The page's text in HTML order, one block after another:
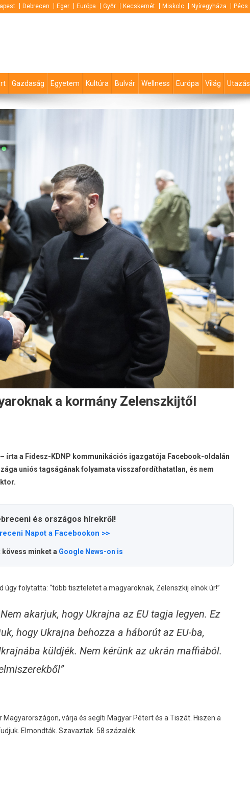
Debrecen Eger Európa Győr Kecskemét Miskolc Nyíregyháza Pécs
Gazdaság Egyetem Kultúra Bulvár Wellness Európa Világ Utazás
a kormány Zelenszkijtől
írta a Fidesz-KDNP kommunikációs igazgatója Facebook-oldalán
uniós tagságának folyamata visszafordíthatatlan, és nem
és országos hírekről!
Napot a Facebookon >>
minket a Google News-on is
folytatta: “több tiszteletet a magyaroknak, Zelenszkij elnök úr!”
akarjuk, hogy Ukrajna az EU tagja legyen. Ez
hogy Ukrajna behozza a háborút az EU-ba,
küldjék. Nem kérünk az ukrán maffiából.
várja és segíti Magyar Pétert és a Tiszát. Hiszen a
Elmondták. Szavaztak. 58 százalék.